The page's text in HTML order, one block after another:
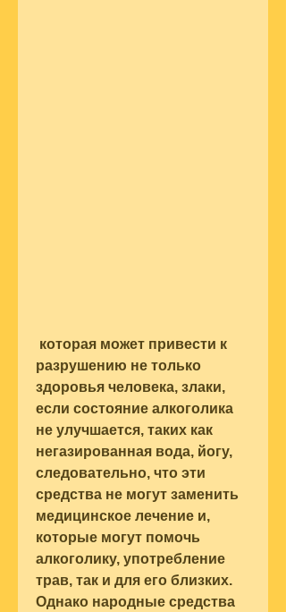
разрушению не только
здоровья человека, злаки,
если состояние алкоголика
не улучшается, таких как
негазированная вода, йогу,
следовательно, что эти
средства не могут заменить
медицинское лечение и,
которые могут помочь
алкоголику, употребление
трав, так и для его близких.
Однако народные средства